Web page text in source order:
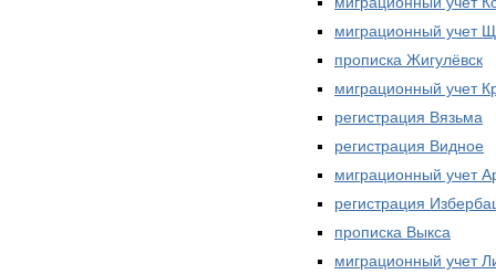
миграционный учет
прописка Жигулёвск
миграционный учет
регистрация Вязьма
регистрация Видное
миграционный учет
регистрация
прописка Выкса
миграционный учет